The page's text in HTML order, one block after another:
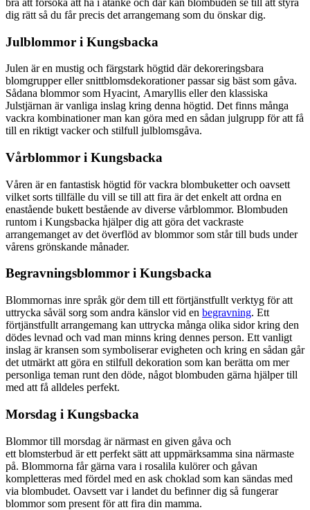
dig rätt så du får precis det arrangemang som du önskar dig.
Julblommor i Kungsbacka
Julen är en mustig och färgstark högtid där dekoreringsbara
blomgrupper eller snittblomsdekorationer passar sig bäst som gåva.
Sådana blommor som Hyacint, Amaryllis eller den klassiska
Julstjärnan är vanliga inslag kring denna högtid. Det finns många
vackra kombinationer man kan göra med en sådan julgrupp för att få
till en riktigt vacker och stilfull julblomsgåva.
Vårblommor i Kungsbacka
Våren är en fantastisk högtid för vackra blombuketter och oavsett
vilket sorts tillfälle du vill se till att fira är det enkelt att ordna en
enastående bukett bestående av diverse vårblommor. Blombuden
runtom i Kungsbacka hjälper dig att göra det vackraste
arrangemanget av det överflöd av blommor som står till buds under
vårens grönskande månader.
Begravningsblommor i Kungsbacka
Blommornas inre språk gör dem till ett förtjänstfullt verktyg för att
uttrycka såväl sorg som andra känslor vid en begravning. Ett
förtjänstfullt arrangemang kan uttrycka många olika sidor kring den
dödes levnad och vad man minns kring dennes person. Ett vanligt
inslag är kransen som symboliserar evigheten och kring en sådan går
det utmärkt att göra en stilfull dekoration som kan berätta om mer
personliga teman runt den döde, något blombuden gärna hjälper till
med att få alldeles perfekt.
Morsdag i Kungsbacka
Blommor till morsdag är närmast en given gåva och
ett blomsterbud är ett perfekt sätt att uppmärksamma sina närmaste
på. Blommorna får gärna vara i rosalila kulörer och gåvan
kompletteras med fördel med en ask choklad som kan sändas med
via blombudet. Oavsett var i landet du befinner dig så fungerar
blommor som present för att fira din mamma.